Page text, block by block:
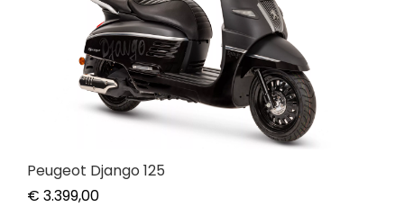
Peugeot Django 125
€ 3.399,00